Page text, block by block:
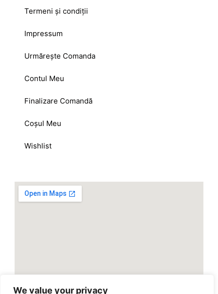
We value your privacy
Termeni și condiții
Impressum
Urmărește Comanda
Contul Meu
Finalizare Comandă
Coșul Meu
Wishlist